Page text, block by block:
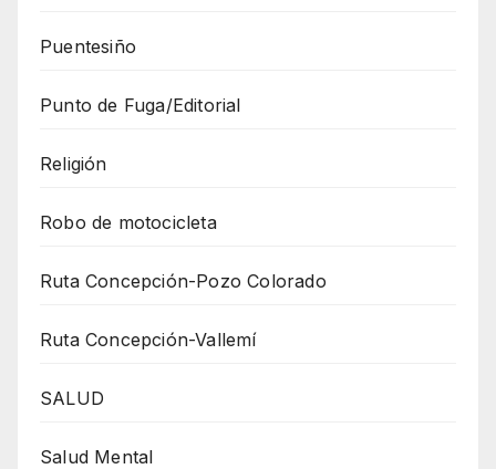
Puentesiño
Punto de Fuga/Editorial
Religión
Robo de motocicleta
Ruta Concepción-Pozo Colorado
Ruta Concepción-Vallemí
SALUD
Salud Mental